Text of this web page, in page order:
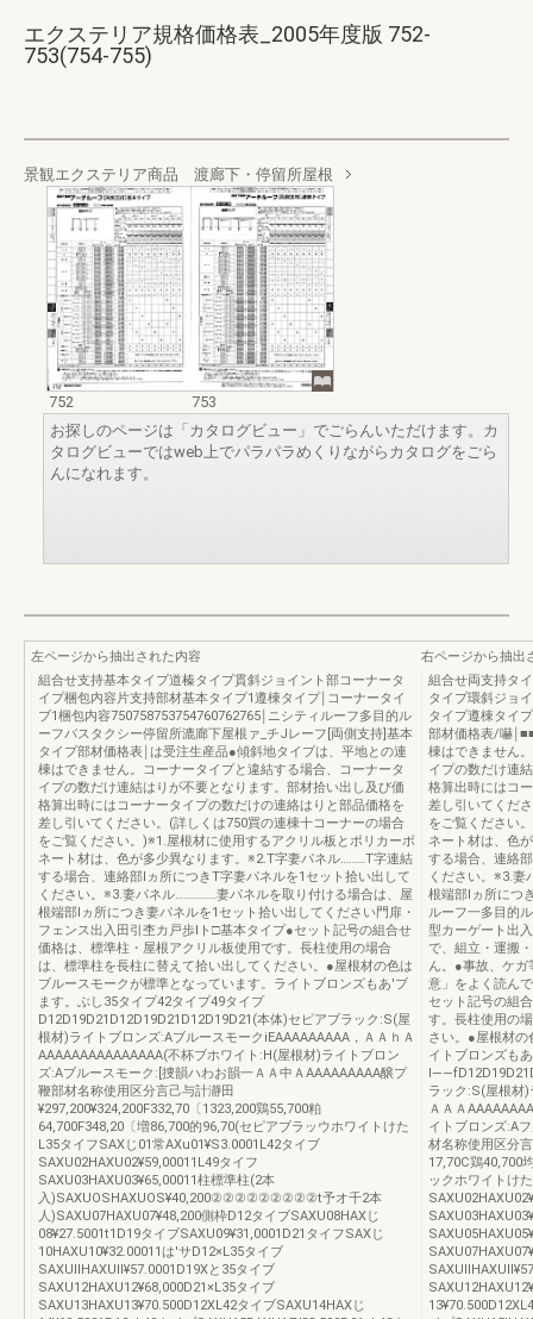
エクステリア規格価格表_2005年度版 752-
753(754-755)
景観エクステリア商品 渡廊下・停留所屋根
752
753
お探しのページは「カタログビュー」でごらんいただけます。カ
タログビューではweb上でパラパラめくりながらカタログをごら
んになれます。
左ページから抽出された内容
組合せ支持基本タイプ道榛タイプ貫斜ジョイント部コーナータ
イプ梱包内容片支持部材基本タイプ1遵棟タイプ￨コーナータイ
ブ1梱包内容750758753754760762765￨ニシティルーフ多目的ル
ーフバスタクシー停留所漉廊下屋根ァ_チJレーフ[両側支持]基本
タイプ部材価格表￨は受注生産品●傾斜地タイプは、平地との連
棟はできません。コーナータイプと違結する場合、コーナータ
イプの数だけ連結はりが不要となります。部材拾い出し及び価
格算出時にはコーナータイプの数だけの連絡はりと部品価格を
差し引いてください。(詳しくは750買の連棟十コーナーの場合
をご覧ください。)※1.屋根材に使用するアクリル板とポリカーボ
ネート材は、色が多少異なります。※2.T字妻パネル………T字連結
する場合、連絡部lヵ所につきT字妻パネルを1セット拾い出して
ください。※3.妻パネル……………妻パネルを取り付ける場合は、屋
根端部lヵ所につき妻パネルを1セット拾い出してください門扉・
フェンス出入田引杢カ戸歩lト□基本タイプ●セット記号の組合せ
価格は、標準柱・屋根アクリル板使用です。長柱使用の場合
は、標準柱を長柱に替えて拾い出してください。●屋根材の色は
ブルースモークが標準となっています。ライトブロンズもあ'ブ
ます。ぶし35タイプ42タイプ49タイプ
D12D19D21D12D19D21D12D19D21(本体)セピアブラック:S(屋
根材)ライトブロンズ:AブルースモークiEAAAAAAAAA，ＡＡｈＡ
AAAAAAAAAAAAAAA(不杯ブホワイト:H(屋根材)ライトブロン
ズ:Aブルースモーク:[捜韻ハわお韻一ＡＡ中ＡAAAAAAAAA醸プ
鞭部材名称使用区分言己与計瀞田
¥297,200¥324,200F332,70〔1323,200鶏55,700粕
64,700F348,20〔増86,700的96,70(セピアブラッウホワイトけた
L35タイフSAXじ01常AXu01¥S3.0001L42タイブ
SAXU02HAXU02¥59,00011L49タイフ
SAXU03HAXU03¥65,00011柱標準柱(2本
入)SAXUOSHAXUOS¥40,200②②②②②②②②②t予オ千2本
人)SAXU07HAXU07¥48,200側枠D12タイブSAXU08HAXじ
08¥27.5001t1D19タイブSAXU09¥31,0001D21タイフSAXじ
10HAXU10¥32.00011は'サD12×L35タイブ
SAXUllHAXUll¥57.0001D19Xと35タイブ
SAXU12HAXU12¥68,000D21×L35タイブ
SAXU13HAXU13¥70.500D12XL42タイブSAXU14HAXじ
右ページから抽出
組合せ両支持タ
タイプ環斜ジョ
タイプ遵棟タイ
部材価格表/嚇￨
棟はできません
イプの数だけ連
格算出時にはコ
差し引いてくだ
をご覧ください
ネート材は、色
する場合、連絡
ください。※3.
根端部lヵ所につ
ルーフ一多目的
型カーゲート出
で、組立・運搬
ん。●事故、ケガ
意」をよく読ん
セット記号の組
す。長柱使用の
さい。●屋根材の
イトブロンズも
ラック:S(屋根材
ＡＡＡ
イトブロンズ:A
材名称使用区分
17,70C鶏40,700
ックホワイトけ